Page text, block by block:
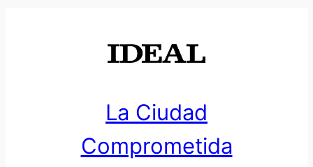
La Ciudad
Comprometida